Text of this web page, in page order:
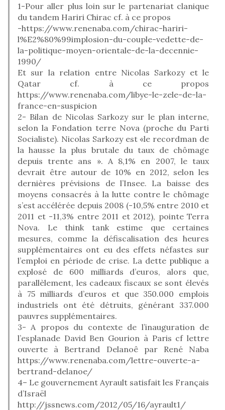
1-Pour aller plus loin sur le partenariat clanique
du tandem Hariri Chirac cf. à ce propos
-https://www.renenaba.com/chirac-hariri-
l%E2%80%99implosion-du-couple-vedette-de-
la-politique-moyen-orientale-de-la-decennie-
1990/
Et sur la relation entre Nicolas Sarkozy et le
Qatar cf. à ce propos
https://www.renenaba.com/libye-le-zele-de-la-
france-en-suspicion
2- Bilan de Nicolas Sarkozy sur le plan interne,
selon la Fondation terre Nova (proche du Parti
Socialiste). Nicolas Sarkozy est «le recordman de
la hausse la plus brutale du taux de chômage
depuis trente ans ». A 8,1% en 2007, le taux
devrait être autour de 10% en 2012, selon les
dernières prévisions de l’Insee. La baisse des
moyens consacrés à la lutte contre le chômage
s’est accélérée depuis 2008 (-10,5% entre 2010 et
2011 et -11,3% entre 2011 et 2012), pointe Terra
Nova. Le think tank estime que certaines
mesures, comme la défiscalisation des heures
supplémentaires ont eu des effets néfastes sur
l’emploi en période de crise. La dette publique a
explosé de 600 milliards d’euros, alors que,
parallèlement, les cadeaux fiscaux se sont élevés
à 75 milliards d’euros et que 350.000 emplois
industriels ont été détruits, générant 337.000
pauvres supplémentaires.
3- A propos du contexte de l’inauguration de
l’esplanade David Ben Gourion à Paris cf lettre
ouverte à Bertrand Delanoê par René Naba
https://www.renenaba.com/lettre-ouverte-a-
bertrand-delanoe/
4– Le gouvernement Ayrault satisfait les Français
d’Israël
http://jssnews.com/2012/05/16/ayrault1/